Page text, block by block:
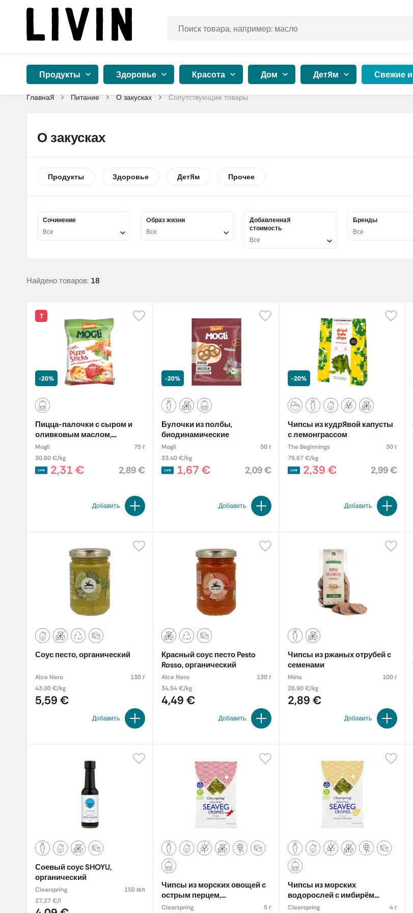
Продукты Здоровье Красота Дом Детям Свежие
Главная Питание О закусках Сопутствующие товары
О закусках
Продукты Здоровье Детям Прочее
Сочинение
Все
Oбраз жизни
Все
Добавленная
стоимость
Все
Бренды
Все
Найдено товаров: 18
Т
-20%
Пицца-палочки с сыром и
оливковым маслом,
биодинамические
Mogli
75 г
30.80 €/kg
2,31 € 2,89 €
Добавить
-20%
Булочки из полбы,
биодинамические
Mogli
50 г
33.40 €/kg
1,67 € 2,09 €
Добавить
-20%
Чипсы из кудрявой капусты
с лемонграссом
The Beginnings
30 г
79.67 €/kg
2,39 € 2,99 €
Добавить
Соус песто, органический
Alce Nero
130 г
43.00 €/kg
5,59 €
Добавить
Красный соус песто Pesto
Rosso, органический
Alce Nero
130 г
34.54 €/kg
4,49 €
Добавить
Чипсы из ржаных отрубей с
семенами
Mėta
100 г
28.90 €/kg
2,89 €
Добавить
Соевый соус SHOYU,
органический
Clearspring
150 мл
27.27 €/l
Чипсы из морских овощей с
острым перцем,
органические
Clearspring
5 г
Чипсы из морских
водорослей с имбирём
Seaveg crispies, органические
Clearspring
4 г